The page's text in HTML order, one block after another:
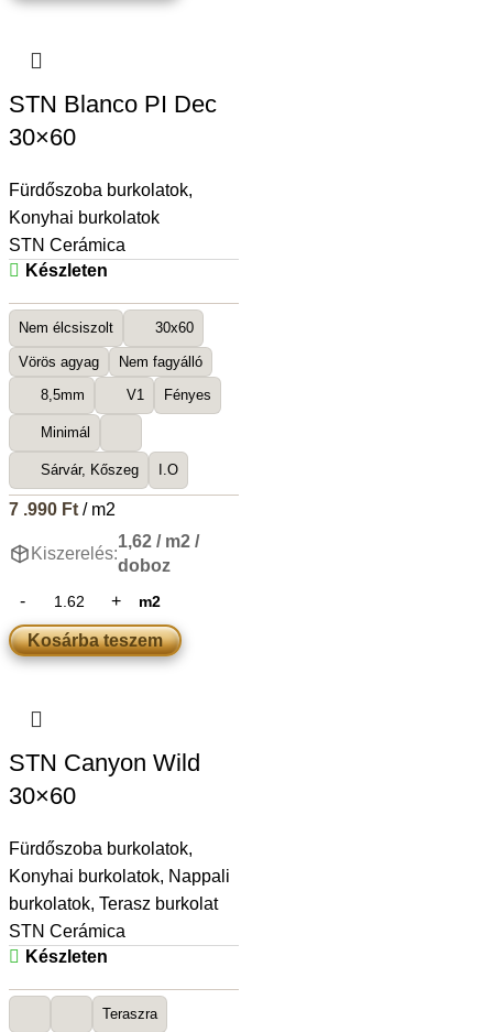
STN Blanco PI Dec
30×60
Fürdőszoba burkolatok,
Konyhai burkolatok
STN Cerámica
Készleten
Nem élcsiszolt 30x60
Vörös agyag Nem fagyálló
8,5mm V1 Fényes
Minimál
Sárvár, Kőszeg I.O
7 .990 Ft/ m2
Kiszerelés:
1,62 / m2 /
doboz
m2
Kosárba teszem
STN Canyon Wild
30×60
Fürdőszoba burkolatok,
Konyhai burkolatok, Nappali
burkolatok, Terasz burkolat
STN Cerámica
Készleten
Teraszra